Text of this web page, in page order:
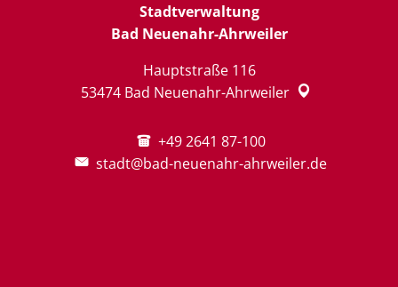
Stadtverwaltung
Bad Neuenahr-Ahrweiler
Hauptstraße 116
53474 Bad Neuenahr-Ahrweiler
+49 2641 87-100
stadt@bad-neuenahr-ahrweiler.de